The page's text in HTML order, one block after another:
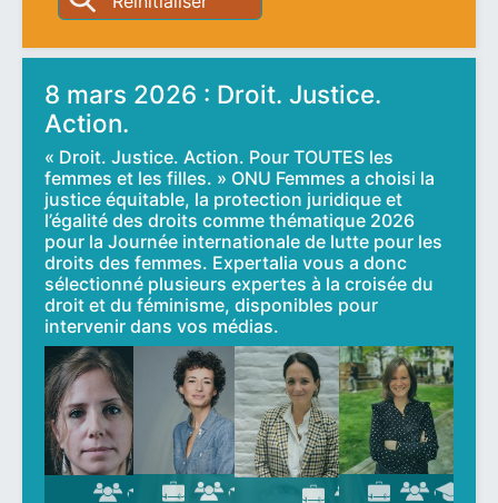
8 mars 2026 : Droit. Justice.
Action.
« Droit. Justice. Action. Pour TOUTES les
femmes et les filles. » ONU Femmes a choisi la
justice équitable, la protection juridique et
l’égalité des droits comme thématique 2026
pour la Journée internationale de lutte pour les
droits des femmes. Expertalia vous a donc
sélectionné plusieurs expertes à la croisée du
droit et du féminisme, disponibles pour
intervenir dans vos médias.